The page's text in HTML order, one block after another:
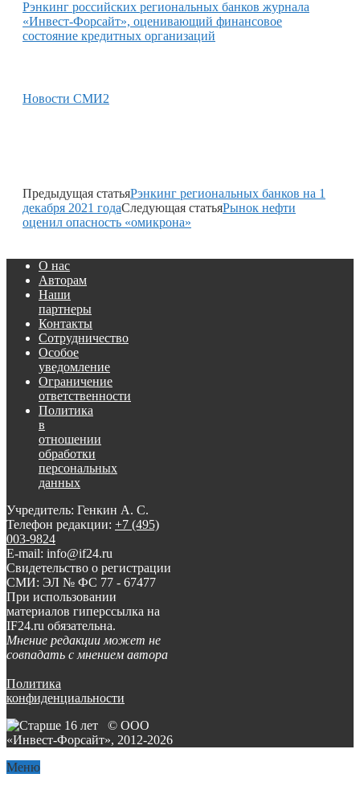
Рэнкинг российских региональных банков журнала
«Инвест-Форсайт», оценивающий финансовое
состояние кредитных организаций
Новости СМИ2
Предыдущая статьяРэнкинг региональных банков на 1
декабря 2021 годаСледующая статьяРынок нефти
оценил опасность «омикрона»
О нас
Авторам
Наши
партнеры
Контакты
Сотрудничество
Особое
уведомление
Ограничение
ответственности
Политика
в
отношении
обработки
персональных
данных
Учредитель: Генкин А. С.
Телефон редакции: +7 (495)
003-9824
E-mail: info@if24.ru
Свидетельство о регистрации
СМИ: ЭЛ № ФС 77 - 67477
При использовании
материалов гиперссылка на
IF24.ru обязательна.
Мнение редакции может не
совпадать с мнением автора
Политика
конфиденциальности
© ООО
«Инвест-Форсайт», 2012-2026
Меню